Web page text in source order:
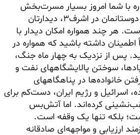
با شما امروز بسیار مسرت‌بخش
است و فراتر از آن، به دوستانمان در اشرف۳، دیدارتان
هر چند همواره امکان دیدار با
اطمینان داشته باشید که همواره در
پس از نزدیک به چهار ماه جنگ،
سوختن پالایشگاههای نفت و
خانواده‌ها در پناهگاههای
اسرائیل و رژیم ایران، دست‌کم برای
عقب‌نشینی کرده‌اند. اما آتش‌بس
بلکه تنها یک وقفه است.
ارزیابی و مواجهه‌ای صادقانه